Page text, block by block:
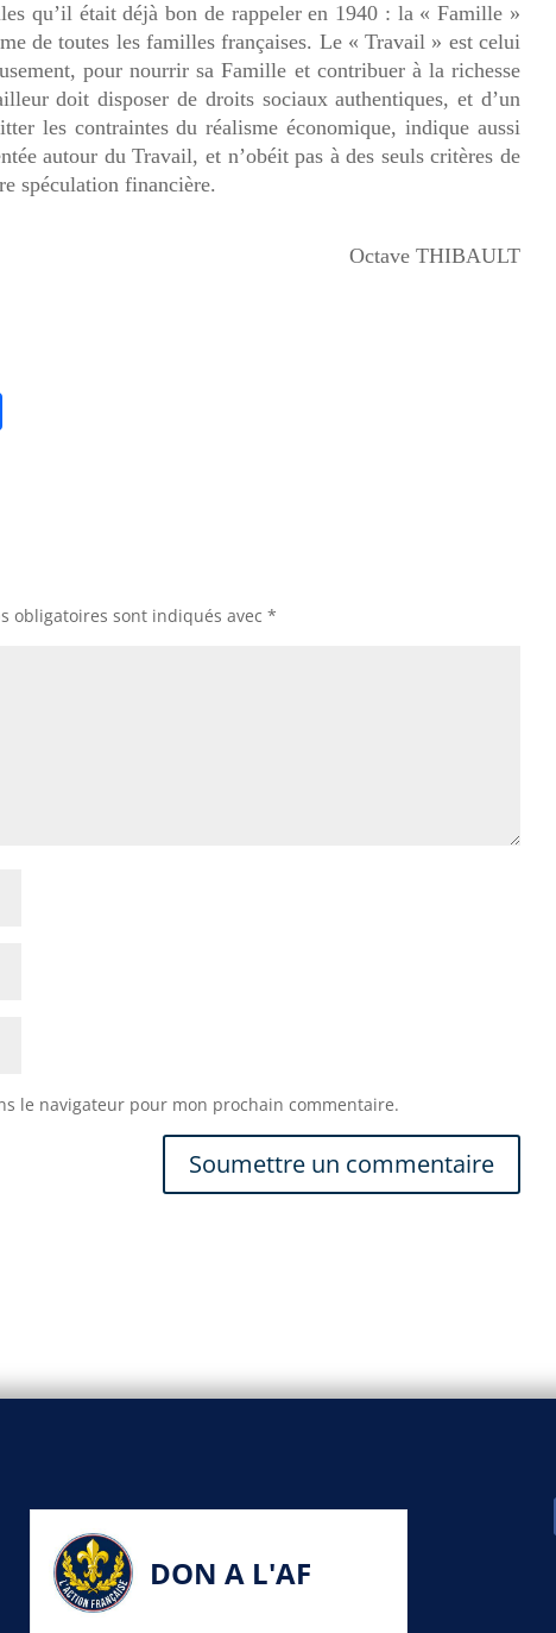
qu’il était déjà bon de rappeler en 1940 : la « Famille »
de toutes les familles françaises. Le « Travail » est celui
pour nourrir sa Famille et contribuer à la richesse
doit disposer de droits sociaux authentiques, et d’un
les contraintes du réalisme économique, indique aussi
autour du Travail, et n’obéit pas à des seuls critères de
spéculation financière.
Octave THIBAULT
o
oobligatoires sont indiqués avec*
le navigateur pour mon prochain commentaire.
DON A L'AF